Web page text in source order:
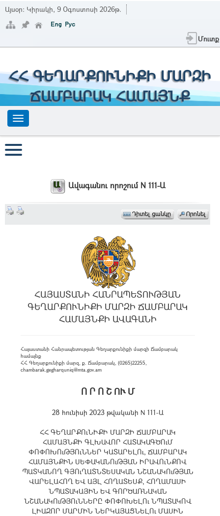
Այսօր: Կիրակի, 9 Օգոստոսի 2026թ.
Մուտք
ՀՀ ԳԵՂԱՐՔՈՒՆԻՔԻ ՄԱՐԶԻ
ՃԱՄԲԱՐԱԿ ՀԱՄԱՅՆՔ
Ավագանու որոշում N 111-Ա
ՀԱՅԱՍՏԱՆԻ ՀԱՆՐԱՊԵՏՈՒԹՅԱՆ
ԳԵՂԱՐՔՈՒՆԻՔԻ ՄԱՐԶԻ ՃԱՄԲԱՐԱԿ
ՀԱՄԱՅՆՔԻ ԱՎԱԳԱՆԻ
Հայաստանի Հանրապետության Գեղարքունիքի մարզի Ճամբարակ
համայնք
ՀՀ Գեղարքունիքի մարզ, ք. Ճամբարակ, (0265)22255,
chambarak.gegharquniq@mta.gov.am
Ո Ր Ո Շ ՈՒ Մ
28 հունիսի 2023 թվականի N 111-Ա
ՀՀ ԳԵՂԱՐՔՈւՆԻՔԻ ՄԱՐԶԻ ՃԱՄԲԱՐԱԿ
ՀԱՄԱՅՆՔԻ ԳԼԽԱՎՈՐ ՀԱՏԱԿԱԳԾՈւՄ
ՓՈՓՈԽՈւԹՅՈւՆՆԵՐ ԿԱՏԱՐԵԼՈւ, ՃԱՄԲԱՐԱԿ
ՀԱՄԱՅՆՔԻՆ ՍԵՓԱԿԱՆՈւԹՅԱՆ ԻՐԱՎՈւՆՔՈՎ
ՊԱՏԿԱՆՈՂ ԳՅՈւՂԱՏՆՏԵՍԱԿԱՆ ՆՇԱՆԱԿՈւԹՅԱՆ
ՎԱՐԵԼԱՀՈՂ ԵՎ ԱՅԼ ՀՈՂԱՏԵՍՔ, ՀՈՂԱՄԱՍԻ
ՆՊԱՏԱԿԱՅԻՆ ԵՎ ԳՈՐԾԱՌՆԱԿԱՆ
ՆՇԱՆԱԿՈւԹՅՈւՆՆԵՐԸ ՓՈՓՈԽԵԼՈւ ՆՊԱՏԱԿՈՎ
ԼԻԱԶՈՐ ՄԱՐՄԻՆ ՆԵՐԿԱՅԱՑՆԵԼՈւ ՄԱՍԻՆ